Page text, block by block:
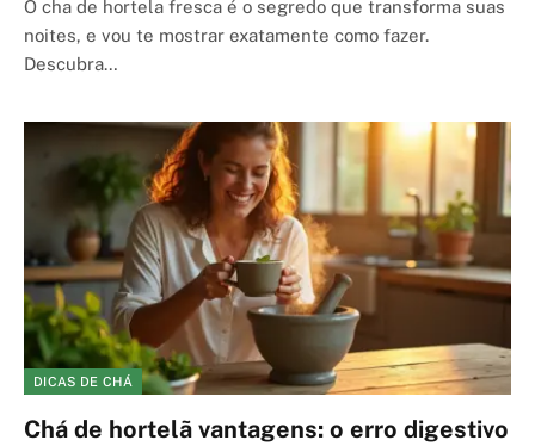
O cha de hortela fresca é o segredo que transforma suas
noites, e vou te mostrar exatamente como fazer.
Descubra…
DICAS DE CHÁ
Chá de hortelã vantagens: o erro digestivo